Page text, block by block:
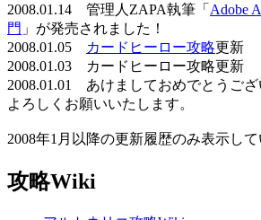
2008.01.14 管理人ZAPA執筆「 Adobe
門 」が発売されました！
2008.01.05
カードヒーロー攻略更新
2008.01.03 カードヒーロー攻略更新
2008.01.01 あけましておめでとうご
よろしくお願いいたします。
2008年1月以降の更新履歴のみ表示して
攻略Wiki